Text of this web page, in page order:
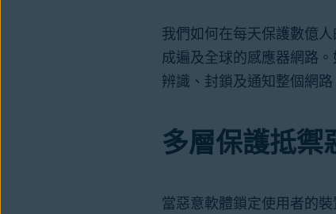
我們如何在每天保護數億
成遍及全球的感應器網路
辨識、封鎖及通知整個網路
多層保護抵禦
當惡意軟體鎖定使用者的